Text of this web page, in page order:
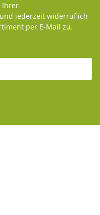
Ihrer
jederzeit widerruflich
per E-Mail zu.